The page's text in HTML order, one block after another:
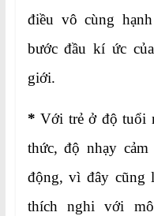
điều vô cùng
bước đầu kí ức
giới.
* Với trẻ ở độ tuổi
thức, độ nhạy
động, vì đây cũng
thích nghi với